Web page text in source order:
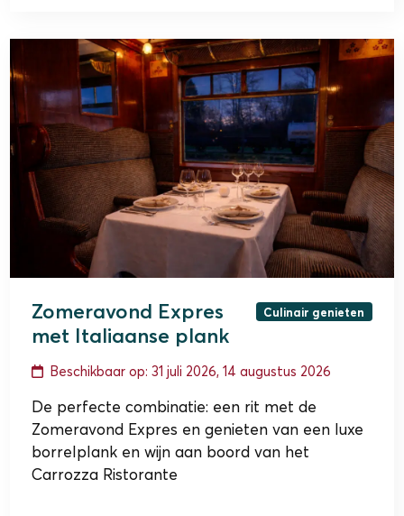
Culinair genieten
Zomeravond Expres
met Italiaanse plank
Beschikbaar op: 31 juli 2026, 14 augustus 2026
De perfecte combinatie: een rit met de
Zomeravond Expres en genieten van een luxe
borrelplank en wijn aan boord van het
Carrozza Ristorante